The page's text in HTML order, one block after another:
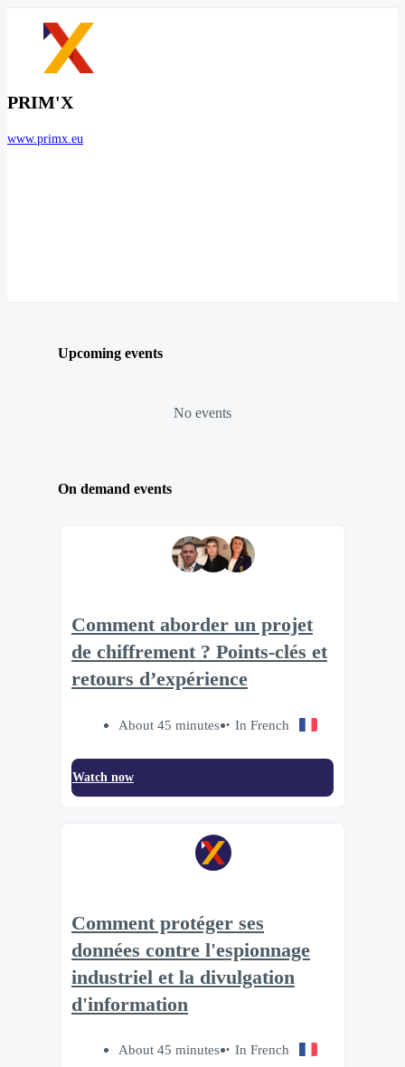
PRIM'X
www.primx.eu
Upcoming events
No events
On demand events
Comment aborder un projet
de chiffrement ? Points-clés et
retours d’expérience
About 45 minutes In French
Watch now
Comment protéger ses
données contre l'espionnage
industriel et la divulgation
d'information
About 45 minutes In French